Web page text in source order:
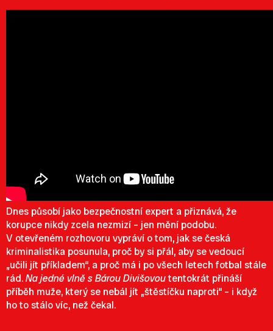
Dnes působí jako bezpečnostní expert a přiznává, že
korupce nikdy zcela nezmizí – jen mění podobu.
V otevřeném rozhovoru vypráví o tom, jak se česká
kriminalistika posunula, proč by si přál, aby se vedoucí
„učili jít příkladem“, a proč má i po všech letech fotbal stále
rád.Na jedné vlně s Bárou Divišovoutentokrát přináší
příběh muže, který se nebál jít „štěstíčku naproti“ – i když
ho to stálo víc, než čekal.